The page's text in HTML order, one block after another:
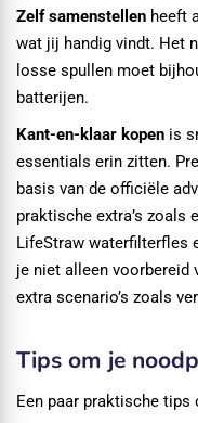
Zelf samenstellen heeft
wat jij handig vindt. Het
losse spullen moet
batterijen.
Kant-en-klaar kopen is
essentials erin zitten.
basis van de officiële
praktische extra’s zoals
LifeStraw waterfilterfles
je niet alleen
extra scenario’s zoals
Tips om je
Een paar praktische